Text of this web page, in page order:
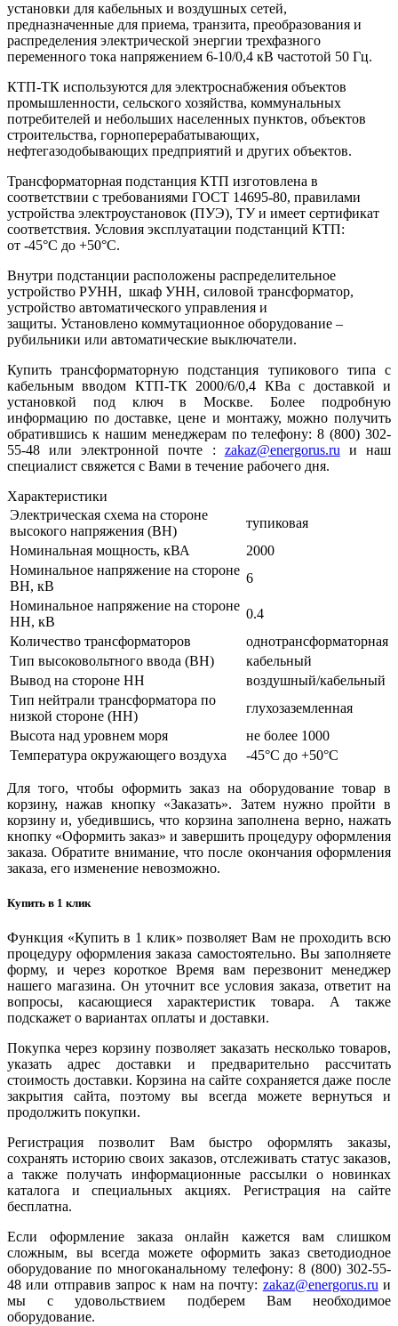
установки для кабельных и воздушных сетей,
предназначенные для приема, транзита, преобразования и
распределения электрической энергии трехфазного
переменного тока напряжением 6-10/0,4 кВ частотой 50 Гц.
КТП-ТК используются для электроснабжения объектов
промышленности, сельского хозяйства, коммунальных
потребителей и небольших населенных пунктов, объектов
строительства, горноперерабатывающих,
нефтегазодобывающих предприятий и других объектов.
Трансформаторная подстанция КТП изготовлена в
соответствии с требованиями ГОСТ 14695-80, правилами
устройства электроустановок (ПУЭ), ТУ и имеет сертификат
соответствия. Условия эксплуатации подстанций КТП:
от -45°С до +50°С.
Внутри подстанции расположены распределительное
устройство РУНН, шкаф УНН, силовой трансформатор,
устройство автоматического управления и
защиты. Установлено коммутационное оборудование –
рубильники или автоматические выключатели.
Купить трансформаторную подстанция тупикового типа с
кабельным вводом КТП-ТК 2000/6/0,4 КВа с доставкой и
установкой под ключ в Москве. Более подробную
информацию по доставке, цене и монтажу, можно получить
обратившись к нашим менеджерам по телефону: 8 (800) 302-
55-48 или электронной почте : zakaz@energorus.ru и наш
специалист свяжется с Вами в течение рабочего дня.
Характеристики
Электрическая схема на стороне
высокого напряжения (ВН)
тупиковая
Номинальная мощность, кВА
2000
Номинальное напряжение на стороне
ВН, кВ
6
Номинальное напряжение на стороне
НН, кВ
0.4
Количество трансформаторов
однотрансформаторная
Тип высоковольтного ввода (ВН)
кабельный
Вывод на стороне НН
воздушный/кабельный
Тип нейтрали трансформатора по
низкой стороне (НН)
глухозаземленная
Высота над уровнем моря
не более 1000
Температура окружающего воздуха
-45°С до +50°С
Для того, чтобы оформить заказ на оборудование товар в
корзину, нажав кнопку «Заказать». Затем нужно пройти в
корзину и, убедившись, что корзина заполнена верно, нажать
кнопку «Оформить заказ» и завершить процедуру оформления
заказа. Обратите внимание, что после окончания оформления
заказа, его изменение невозможно.
Купить в 1 клик
Функция «Купить в 1 клик» позволяет Вам не проходить всю
процедуру оформления заказа самостоятельно. Вы заполняете
форму, и через короткое Время вам перезвонит менеджер
нашего магазина. Он уточнит все условия заказа, ответит на
вопросы, касающиеся характеристик товара. А также
подскажет о вариантах оплаты и доставки.
Покупка через корзину позволяет заказать несколько товаров,
указать адрес доставки и предварительно рассчитать
стоимость доставки. Корзина на сайте сохраняется даже после
закрытия сайта, поэтому вы всегда можете вернуться и
продолжить покупки.
Регистрация позволит Вам быстро оформлять заказы,
сохранять историю своих заказов, отслеживать статус заказов,
а также получать информационные рассылки о новинках
каталога и специальных акциях. Регистрация на сайте
бесплатна.
Если оформление заказа онлайн кажется вам слишком
сложным, вы всегда можете оформить заказ светодиодное
оборудование по многоканальному телефону: 8 (800) 302-55-
48 или отправив запрос к нам на почту: zakaz@energorus.ru и
мы с удовольствием подберем Вам необходимое
оборудование.